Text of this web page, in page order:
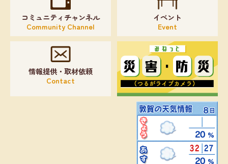
コミュニティチャンネル
Community Channel
イベント
Event
情報提供・取材依頼
Contact